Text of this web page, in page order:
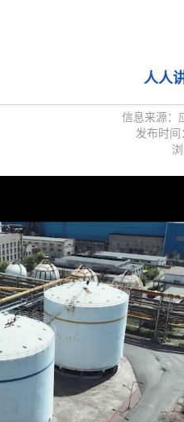
人人
信息来源：
发布时